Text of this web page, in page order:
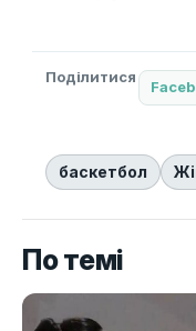
Поділитися
баскетбол
По темі